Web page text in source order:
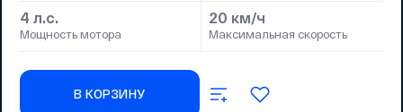
4 л.с.
Мощность мотора
20 км/ч
Максимальная скорость
В КОРЗИНУ